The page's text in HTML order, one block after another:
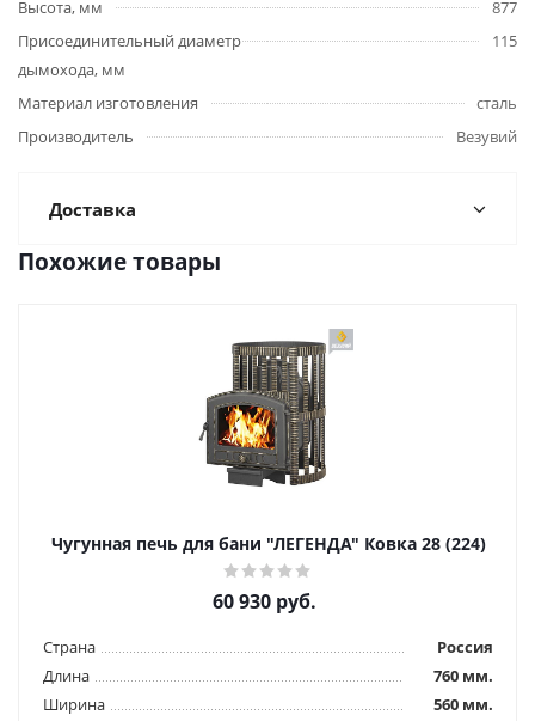
Высота, мм
877
Присоединительный диаметр
дымохода, мм
115
Материал изготовления
сталь
Производитель
Везувий
Доставка
Похожие товары
Чугунная печь для бани "ЛЕГЕНДА" Ковка 28 (224)
60 930руб.
Страна
Россия
Длина
760 мм.
Ширина
560 мм.